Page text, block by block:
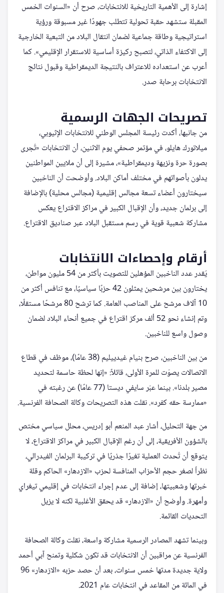
إشارة إلى الأهمية التاريخية للانتخابات، صرح أن «السنوات الخمس
المقبلة ستشهد حقبة تحولية تتطلب جهودًا غير مسبوقة ورؤية
استراتيجية وطاقة جماعية لضمان انتقال البلاد من التبعية الخارجية
إلى الاكتفاء الذاتي، لتصبح ركيزة أساسية للاستقرار الإقليمي». كما
أعرب عن استعداده للاعتراف بالنتيجة الديمقراطية وقبول نتائج
الانتخابات برحابة صدر.
تصريحات الجهات الرسمية
من جانبها، أكدت رئيسة المجلس الوطني للانتخابات الإثيوبي،
ميلاتورك هايلو، في مؤتمر صحفي يوم الاثنين، أن الانتخابات «تُجرى
بصورة حرة ونزيهة وديمقراطية»، مشيرة إلى أن ملايين المواطنين
يدلون بأصواتهم في مختلف أماكن البلاد. وأوضحت أن الناخبين
سيختارون أعضاء تسعة مجالس إقليمية (مجالس محلية) بالإضافة
إلى برلمان جديد، وأن الإقبال الكبير في مراكز الاقتراع يعكس
مشاركة شعبية قوية في رسم مستقبل البلاد عبر صناديق الاقتراع.
أرقام وإحصاءات الانتخابات
يُقدر عدد الناخبين المؤهلين للتصويت بأكثر من 54 مليون مواطن،
يختارون بين مرشحين يمثلون 42 حزبًا سياسيًا، مع تنافس أكثر من
10 آلاف مرشح على المناصب العامة. كما ترشح 80 مرشحًا مستقلًا،
وتم إنشاء نحو 52 ألف مركز اقتراع في جميع أنحاء البلاد لضمان
وصول واسع للناخبين.
من بين الناخبين، صرح بنيام غيدييليم (38 عامًا)، موظف في قطاع
الاتصالات يصوّت للمرة الأولى، قائلاً: «إنها لحظة حاسمة لتحديد
مصير بلدنا». بينما عبّر سايفي ديستا (77 عامًا) عن رغبته في
«ممارسة حقه كفرد». نقلت هذه التصريحات وكالة الصحافة الفرنسية.
من جهة التحليل، أشار عبد المنعم أبو إدريس، محلل سياسي مختص
بالشؤون الأفريقية، إلى أن رغم الإقبال الكبير في مراكز الاقتراع، لا
يتوقع أن تُحدث العملية تغيرًا جذريًا في تركيبة البرلمان الفيدرالي،
نظراً لصغر حجم الأحزاب المنافسة لحزب «الازدهار» الحاكم وقلة
خبرتها وشعبيتها، إضافة إلى عدم إجراء انتخابات في إقليمي تيغراي
وأمهرة. وأوضح أن «الازدهار» قد يحقق الأغلبية لكنه لا يزيل
التحديات القائمة.
وبينما تشهد المصادر الرسمية مشاركة واسعة، نقلت وكالة الصحافة
الفرنسية عن مراقبين أن الانتخابات قد تكون شكلية وتمنح آبي أحمد
ولاية جديدة مدتها خمس سنوات، بعد أن حصد حزبه «الازدهار» 96
في المائة من المقاعد في انتخابات عام 2021.